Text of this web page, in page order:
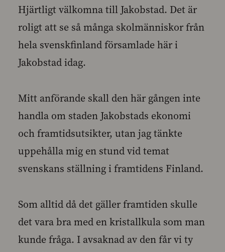
Hjärtligt välkomna till Jakobstad. Det är
roligt att se så många skolmänniskor från
hela svenskfinland församlade här i
Jakobstad idag.
Mitt anförande skall den här gången inte
handla om staden Jakobstads ekonomi
och framtidsutsikter, utan jag tänkte
uppehålla mig en stund vid temat
svenskans ställning i framtidens Finland.
Som alltid då det gäller framtiden skulle
det vara bra med en kristallkula som man
kunde fråga. I avsaknad av den får vi ty